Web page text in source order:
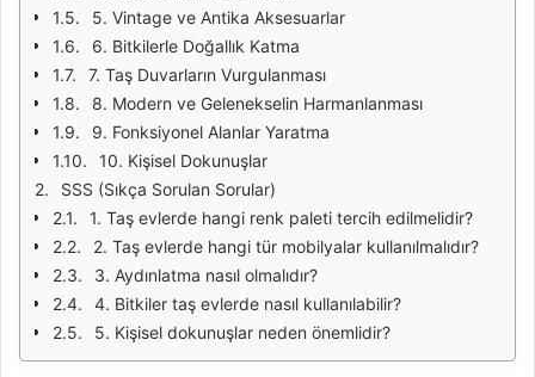
5. Vintage ve Antika Aksesuarlar
6. Bitkilerle Doğallık Katma
7. Taş Duvarların Vurgulanması
8. Modern ve Gelenekselin Harmanlanması
9. Fonksiyonel Alanlar Yaratma
10. Kişisel Dokunuşlar
SSS (Sıkça Sorulan Sorular)
1. Taş evlerde hangi renk paleti tercih edilmelidir?
2. Taş evlerde hangi tür mobilyalar kullanılmalıdır?
3. Aydınlatma nasıl olmalıdır?
4. Bitkiler taş evlerde nasıl kullanılabilir?
5. Kişisel dokunuşlar neden önemlidir?